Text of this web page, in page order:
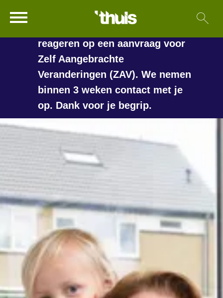
Naar hoofdinhoud
Naar hoofdnavigatiemenu
Naar zoeken
Naar de homepage
Ga naar Hoofd
langer duren voordat we
reageren op een aanvraag voor
Zelf Aangebrachte
Veranderingen (ZAV). We nemen
binnen 3 weken contact met je
op. Dank voor je begrip.